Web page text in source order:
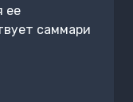
ее
саммари